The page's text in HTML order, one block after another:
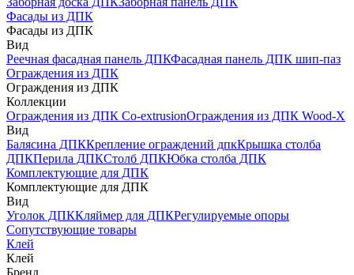
Фасады из ДПК
Фасады из ДПК
Вид
Реечная фасадная панель ДПКФасадная панель ДПК шип-паз
Ограждения из ДПК
Ограждения из ДПК
Коллекции
Ограждения из ДПК Co-extrusionОграждения из ДПК Wood-X
Вид
Балясина ДПККрепление ограждений дпкКрышка столба
ДПКПерила ДПКСтолб ДПКЮбка столба ДПК
Комплектующие для ДПК
Комплектующие для ДПК
Вид
Уголок ДПККляймер для ДПКРегулируемые опоры
Сопутствующие товары
Клей
Клей
Бренд